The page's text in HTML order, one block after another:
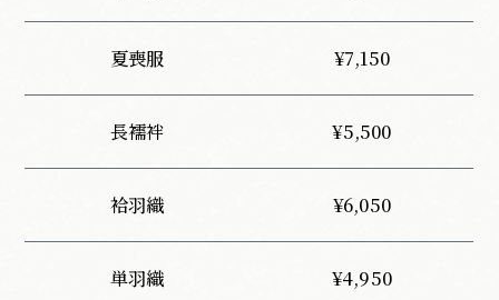
夏喪服 ¥7,150
長襦袢 ¥5,500
袷羽織 ¥6,050
単羽織 ¥4,950